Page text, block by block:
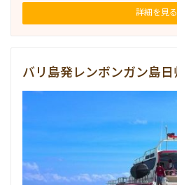
詳細を見る
バリ島発レンボンガン島